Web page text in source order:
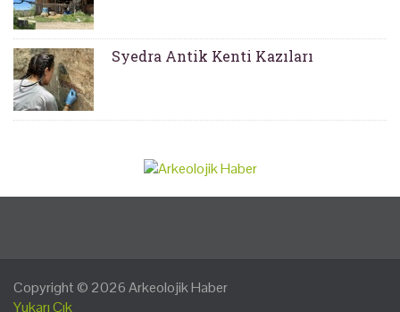
Syedra Antik Kenti Kazıları
Copyright © 2026Arkeolojik Haber
Yukarı Çık